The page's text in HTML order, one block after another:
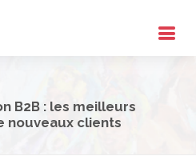
B2B : les meilleurs
nouveaux clients